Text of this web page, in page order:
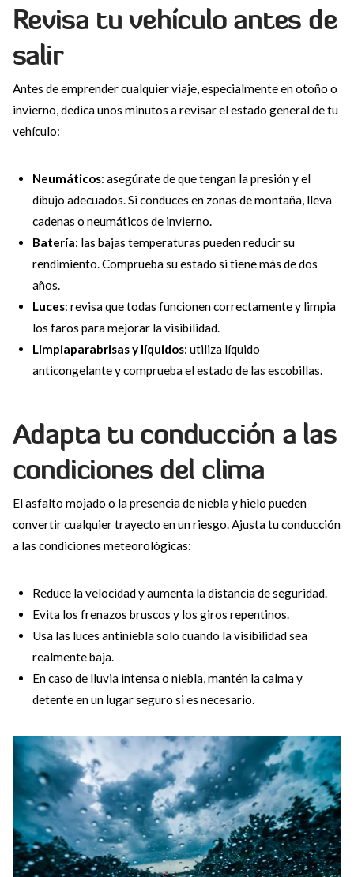
Revisa tu vehículo antes de
salir
Antes de emprender cualquier viaje, especialmente en otoño o
invierno, dedica unos minutos a revisar el estado general de tu
vehículo:
Neumáticos: asegúrate de que tengan la presión y el
dibujo adecuados. Si conduces en zonas de montaña, lleva
cadenas o neumáticos de invierno.
Batería: las bajas temperaturas pueden reducir su
rendimiento. Comprueba su estado si tiene más de dos
años.
Luces: revisa que todas funcionen correctamente y limpia
los faros para mejorar la visibilidad.
Limpiaparabrisas y líquidos: utiliza líquido
anticongelante y comprueba el estado de las escobillas.
Adapta tu conducción a las
condiciones del clima
El asfalto mojado o la presencia de niebla y hielo pueden
convertir cualquier trayecto en un riesgo. Ajusta tu conducción
a las condiciones meteorológicas:
Reduce la velocidad y aumenta la distancia de seguridad.
Evita los frenazos bruscos y los giros repentinos.
Usa las luces antiniebla solo cuando la visibilidad sea
realmente baja.
En caso de lluvia intensa o niebla, mantén la calma y
detente en un lugar seguro si es necesario.